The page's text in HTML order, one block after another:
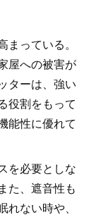
っている。
屋への被害が
ターは、強い
役割をもって
能性に優れて
を必要としな
た、遮音性も
ない時や、